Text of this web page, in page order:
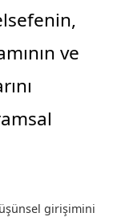
ve
girişimini